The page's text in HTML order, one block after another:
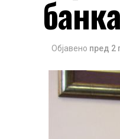
Објавено пред 2